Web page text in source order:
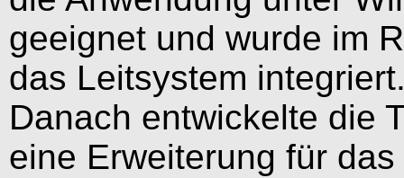
geeignet und wurde im
das Leitsystem
Danach entwickelte die
eine Erweiterung für